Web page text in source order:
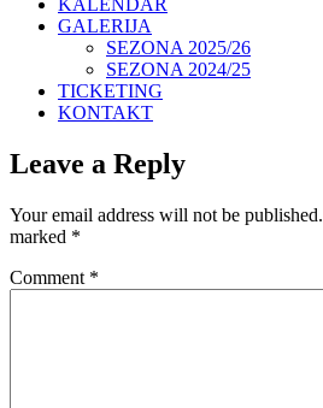
KALENDAR
GALERIJA
SEZONA 2025/26
SEZONA 2024/25
TICKETING
KONTAKT
Leave a Reply
Your email address will not be published.
marked *
Comment *